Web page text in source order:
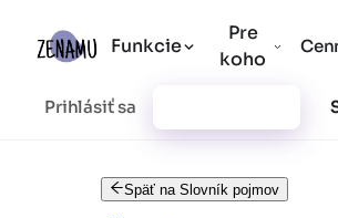
Funkcie
Pre
koho
Prihlásiť sa
Späť na Slovník pojmov